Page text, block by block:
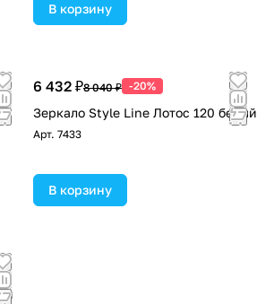
В корзину
6 432 ₽8 040 ₽ -20%
Зеркало Style Line Лотос 120 белый
Арт. 7433
В корзину